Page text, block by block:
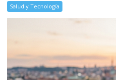
Salud y Tecnología